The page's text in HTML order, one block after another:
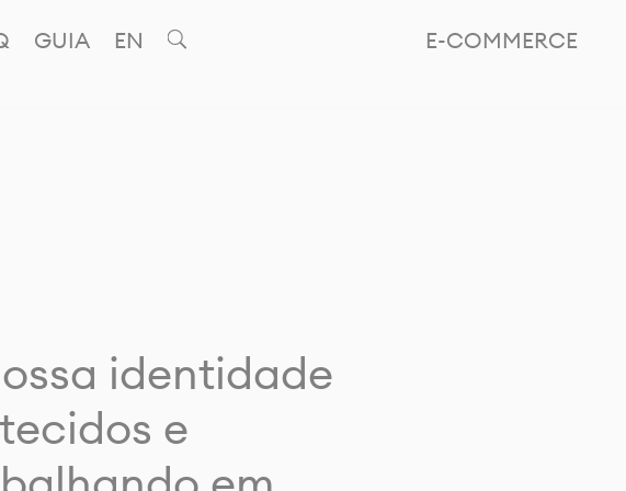
E-COMMERCE
GUIA EN
identidade
e